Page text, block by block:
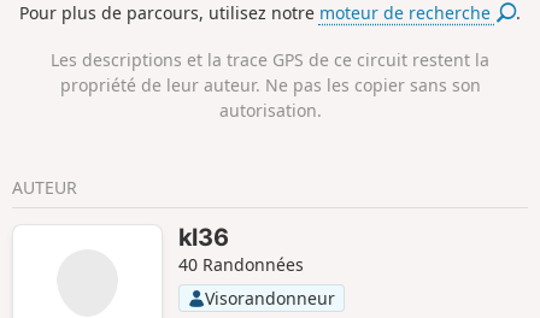
Pour plus de parcours, utilisez notre moteur de recherche .
Les descriptions et la trace GPS de ce circuit restent la
propriété de leur auteur. Ne pas les copier sans son
autorisation.
AUTEUR
kl36
40 Randonnées
Visorandonneur